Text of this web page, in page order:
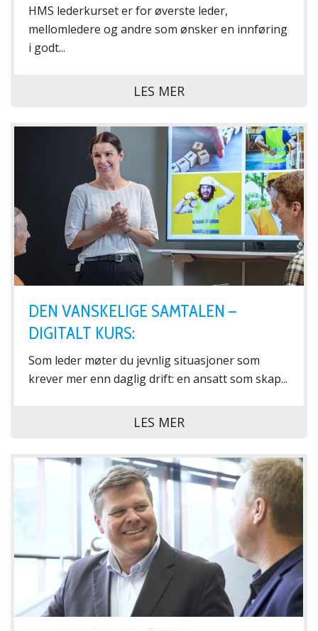
HMS lederkurset er for øverste leder,
mellomledere og andre som ønsker en innføring
i godt...
LES MER
DEN VANSKELIGE SAMTALEN –
DIGITALT KURS:
Som leder møter du jevnlig situasjoner som
krever mer enn daglig drift: en ansatt som skap...
LES MER